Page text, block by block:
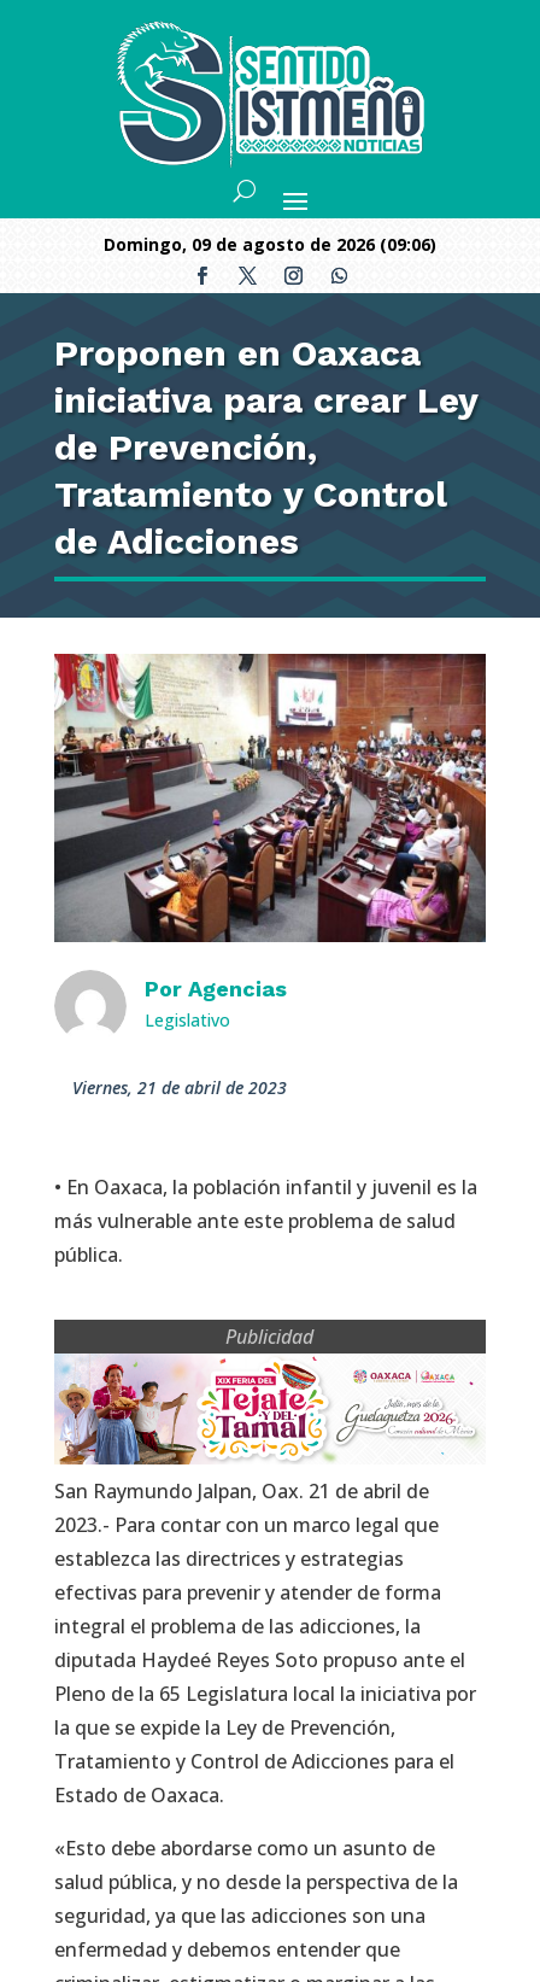
domingo, 09 de agosto de 2026 (09:06)
Proponen en Oaxaca
iniciativa para crear Ley
de Prevención,
Tratamiento y Control
de Adicciones
Por Agencias
Legislativo
viernes, 21 de abril de 2023
• En Oaxaca, la población infantil y juvenil es la
más vulnerable ante este problema de salud
pública.
Publicidad
San Raymundo Jalpan, Oax. 21 de abril de
2023.- Para contar con un marco legal que
establezca las directrices y estrategias
efectivas para prevenir y atender de forma
integral el problema de las adicciones, la
diputada Haydeé Reyes Soto propuso ante el
Pleno de la 65 Legislatura local la iniciativa por
la que se expide la Ley de Prevención,
Tratamiento y Control de Adicciones para el
Estado de Oaxaca.
«Esto debe abordarse como un asunto de
salud pública, y no desde la perspectiva de la
seguridad, ya que las adicciones son una
enfermedad y debemos entender que